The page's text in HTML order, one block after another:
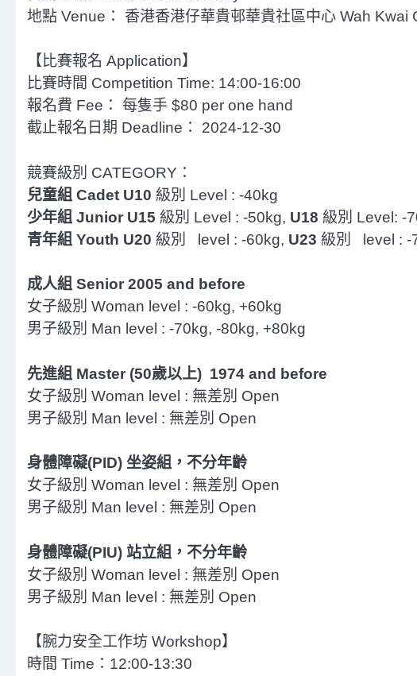
地點 Venue： 香港香港仔華貴邨華貴社區中心 Wah
【比賽報名 Application】
比賽時間 Competition Time: 14:00-16:00
報名費 Fee： 每隻手 $80 per one hand
截止報名日期 Deadline： 2024-12-30
競賽級別 CATEGORY：
兒童組 Cadet U10 級別 Level : -40kg
少年組 Junior U15 級別 Level : -50kg, U18 級別 Level: -
青年組 Youth U20 級別 level : -60kg, U23 級別 level : -
成人組 Senior 2005 and before
女子級別 Woman level : -60kg, +60kg
男子級別 Man level : -70kg, -80kg, +80kg
先進組 Master (50歲以上) 1974 and before
女子級別 Woman level : 無差別 Open
男子級別 Man level : 無差別 Open
身體障礙(PID) 坐姿組，不分年齡
女子級別 Woman level : 無差別 Open
男子級別 Man level : 無差別 Open
身體障礙(PIU) 站立組，不分年齡
女子級別 Woman level : 無差別 Open
男子級別 Man level : 無差別 Open
【腕力安全工作坊 Workshop】
時間 Time：12:00-13:30